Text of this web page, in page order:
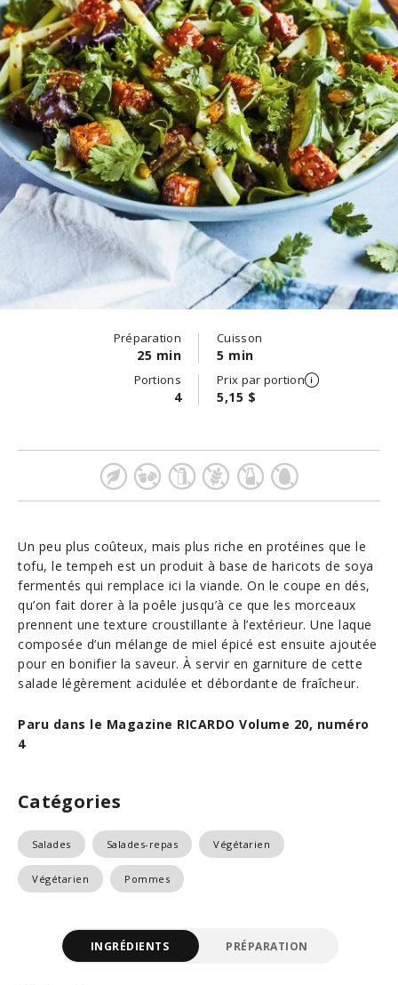
Préparation
25 min
Cuisson
5 min
Portions
4
Prix par portion
5,15 $
Un peu plus coûteux, mais plus riche en protéines que le
tofu, le tempeh est un produit à base de haricots de soya
fermentés qui remplace ici la viande. On le coupe en dés,
qu’on fait dorer à la poêle jusqu’à ce que les morceaux
prennent une texture croustillante à l’extérieur. Une laque
composée d’un mélange de miel épicé est ensuite ajoutée
pour en bonifier la saveur. À servir en garniture de cette
salade légèrement acidulée et débordante de fraîcheur.
Paru dans le Magazine RICARDO Volume 20, numéro
4
Catégories
Salades Salades-repas Végétarien
Végétarien Pommes
INGRÉDIENTS PRÉPARATION